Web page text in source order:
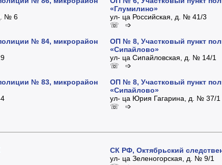
№ 6
№ 84, микрорайон
№ 83, микрорайон
«Глумилино»
ул- ца Российская, д. № 41/3
☏ ➩
ОП № 8, Участковый пункт
«Сипайлово»
ул- ца Сипайловская, д. № 14/1
☏ ➩
ОП № 8, Участковый пункт
«Сипайлово»
ул- ца Юрия Гагарина, д. № 37/1
☏ ➩
СК РФ, Октябрьский
ул- ца Зеленогорская, д. № 9/1